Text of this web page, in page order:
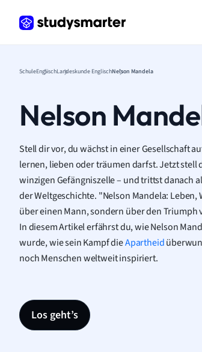
SchuleEnglischLandeskunde EnglischNelson Mandela
Nelson
Stell dir vor, du wächst in einer Gesellschaft
lernen, lieben oder träumen darfst. Jetzt
winzigen Gefängniszelle – und trittst danach
der Weltgeschichte. "Nelson Mandela:
über einen Mann, sondern über den
In diesem Artikel erfährst du, wie Nelson
wurde, wie sein Kampf dieApartheid
noch Menschen weltweit inspiriert.
Los geht’s